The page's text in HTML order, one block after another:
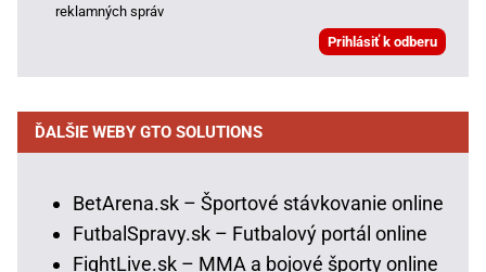
reklamných správ
ĎALŠIE WEBY GTO SOLUTIONS
BetArena.sk – Športové stávkovanie online
FutbalSpravy.sk – Futbalový portál online
FightLive.sk – MMA a bojové športy online